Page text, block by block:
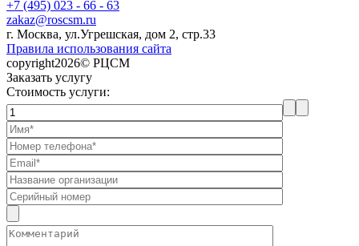
+7 (495) 023 - 66 - 63
zakaz@roscsm.ru
г. Москва, ул.Угрешская, дом 2, стр.33
Правила использования сайта
copyright2026© РЦСМ
Заказать услугу
Стоимость услуги: